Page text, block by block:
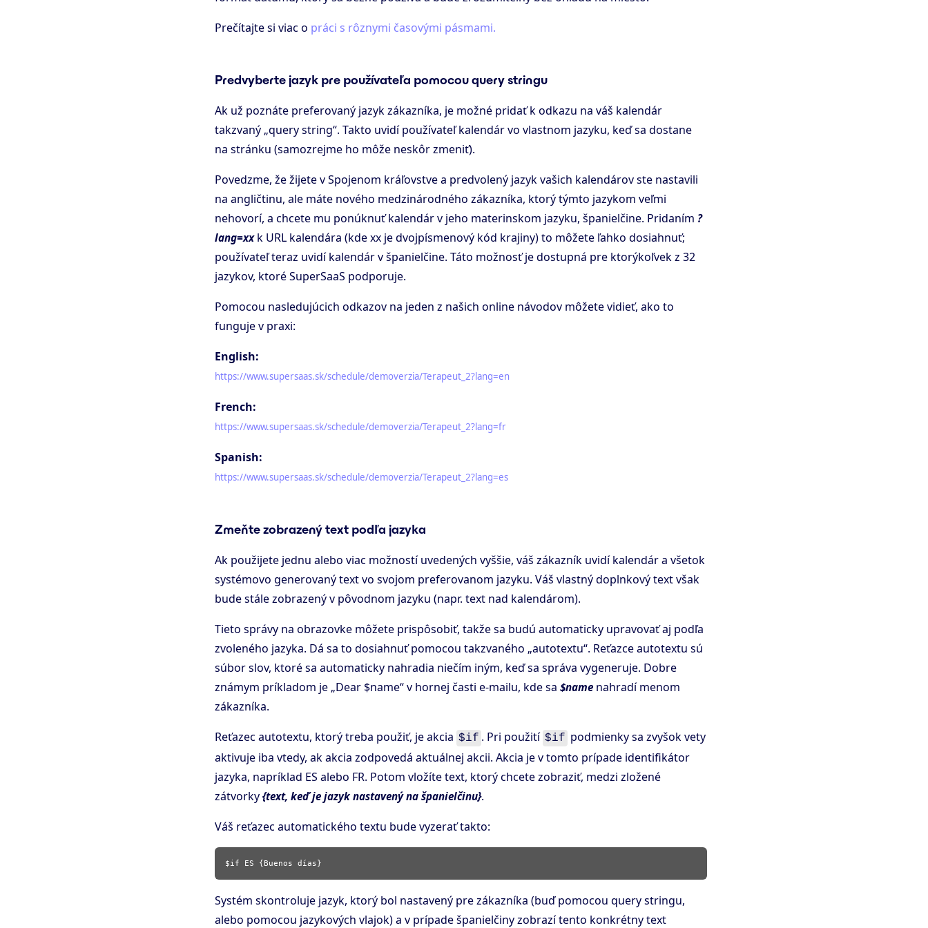
Prečítajte si viac o práci s rôznymi časovými pásmami.
Predvyberte jazyk pre používateľa pomocou query stringu
Ak už poznáte preferovaný jazyk zákazníka, je možné pridať k odkazu na váš kalendár
takzvaný „query string“. Takto uvidí používateľ kalendár vo vlastnom jazyku, keď sa dostane
na stránku (samozrejme ho môže neskôr zmeniť).
Povedzme, že žijete v Spojenom kráľovstve a predvolený jazyk vašich kalendárov ste nastavili
na angličtinu, ale máte nového medzinárodného zákazníka, ktorý týmto jazykom veľmi
nehovorí, a chcete mu ponúknuť kalendár v jeho materinskom jazyku, španielčine. Pridaním ?
lang=xxk URL kalendára (kde xx je dvojpísmenový kód krajiny) to môžete ľahko dosiahnuť;
používateľ teraz uvidí kalendár v španielčine. Táto možnosť je dostupná pre ktorýkoľvek z 32
jazykov, ktoré SuperSaaS podporuje.
Pomocou nasledujúcich odkazov na jeden z našich online návodov môžete vidieť, ako to
funguje v praxi:
English:
https://www.supersaas.sk/schedule/demoverzia/Terapeut_2?lang=en
French:
https://www.supersaas.sk/schedule/demoverzia/Terapeut_2?lang=fr
Spanish:
https://www.supersaas.sk/schedule/demoverzia/Terapeut_2?lang=es
Zmeňte zobrazený text podľa jazyka
Ak použijete jednu alebo viac možností uvedených vyššie, váš zákazník uvidí kalendár a všetok
systémovo generovaný text vo svojom preferovanom jazyku. Váš vlastný doplnkový text však
bude stále zobrazený v pôvodnom jazyku (napr. text nad kalendárom).
Tieto správy na obrazovke môžete prispôsobiť, takže sa budú automaticky upravovať aj podľa
zvoleného jazyka. Dá sa to dosiahnuť pomocou takzvaného „autotextu“. Reťazce autotextu sú
súbor slov, ktoré sa automaticky nahradia niečím iným, keď sa správa vygeneruje. Dobre
známym príkladom je „Dear $name“ v hornej časti e-mailu, kde sa $namenahradí menom
zákazníka.
Reťazec autotextu, ktorý treba použiť, je akcia $if . Pri použití $if podmienky sa zvyšok vety
aktivuje iba vtedy, ak akcia zodpovedá aktuálnej akcii. Akcia je v tomto prípade identifikátor
jazyka, napríklad ES alebo FR. Potom vložíte text, ktorý chcete zobraziť, medzi zložené
zátvorky {text, keď je jazyk nastavený na španielčinu}.
Váš reťazec automatického textu bude vyzerať takto:
Systém skontroluje jazyk, ktorý bol nastavený pre zákazníka (buď pomocou query stringu,
alebo pomocou jazykových vlajok) a v prípade španielčiny zobrazí tento konkrétny text